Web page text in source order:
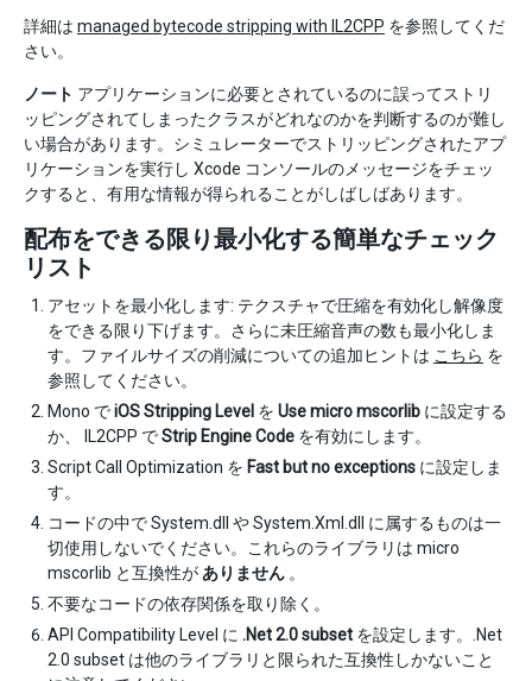
詳細は managed bytecode stripping with IL2CPP を参照してくだ
さい。
ノート アプリケーションに必要とされているのに誤ってストリ
ッピングされてしまったクラスがどれなのかを判断するのが難し
い場合があります。シミュレーターでストリッピングされたアプ
リケーションを実行し Xcode コンソールのメッセージをチェッ
クすると、有用な情報が得られることがしばしばあります。
配布をできる限り最小化する簡単なチェック
リスト
アセットを最小化します: テクスチャで圧縮を有効化し解像度
をできる限り下げます。さらに未圧縮音声の数も最小化しま
す。ファイルサイズの削減についての追加ヒントは こちら を
参照してください。
Mono でiOS Stripping Level を Use micro mscorlib に設定する
か、 IL2CPP でStrip Engine Code を有効にします。
Script Call Optimization を Fast but no exceptions に設定しま
す。
コードの中で System.dll や System.Xml.dll に属するものは一
切使用しないでください。これらのライブラリは micro
mscorlib と互換性が ありません 。
不要なコードの依存関係を取り除く。
API Compatibility Level に .Net 2.0 subset を設定します。.Net
2.0 subset は他のライブラリと限られた互換性しかないこと